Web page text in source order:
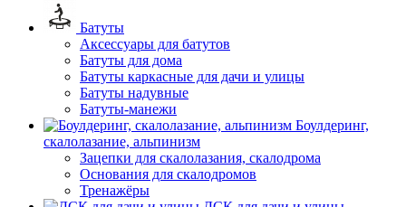
Батуты
Аксессуары для батутов
Батуты для дома
Батуты каркасные для дачи и улицы
Батуты надувные
Батуты-манежи
Боулдеринг,
скалолазание, альпинизм
Зацепки для скалолазания, скалодрома
Основания для скалодромов
Тренажёры